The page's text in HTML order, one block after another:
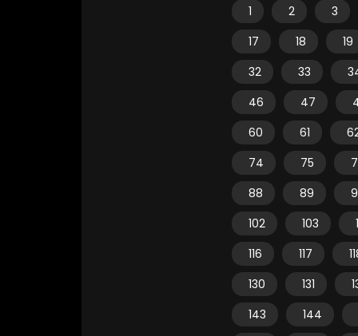
1 2
3
17
18
19
32
33
46
47
60
61
74
75
88
89
102
103
116
117
130
131
143
144